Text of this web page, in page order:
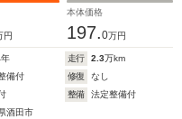
円
本体価格
197.0万円
年 走行 2.3万km
備付 修復
なし
整備
法定整備付
酒田市